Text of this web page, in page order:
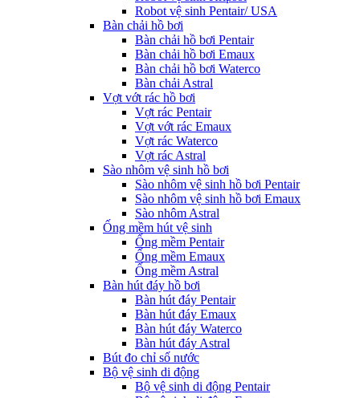
Robot vệ sinh Pentair/ USA
Bàn chải hồ bơi
Bàn chải hồ bơi Pentair
Bàn chải hồ bơi Emaux
Bàn chải hồ bơi Waterco
Bàn chải Astral
Vợt vớt rác hồ bơi
Vợt rác Pentair
Vợt vớt rác Emaux
Vợt rác Waterco
Vợt rác Astral
Sào nhôm vệ sinh hồ bơi
Sào nhôm vệ sinh hồ bơi Pentair
Sào nhôm vệ sinh hồ bơi Emaux
Sào nhôm Astral
Ống mềm hút vệ sinh
Ống mềm Pentair
Ống mềm Emaux
Ống mềm Astral
Bàn hút đáy hồ bơi
Bàn hút đáy Pentair
Bàn hút đáy Emaux
Bàn hút đáy Waterco
Bàn hút đáy Astral
Bút đo chỉ số nước
Bộ vệ sinh di động
Bộ vệ sinh di động Pentair